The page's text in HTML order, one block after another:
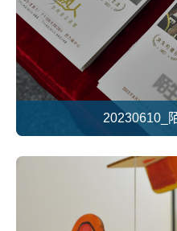
20230610_